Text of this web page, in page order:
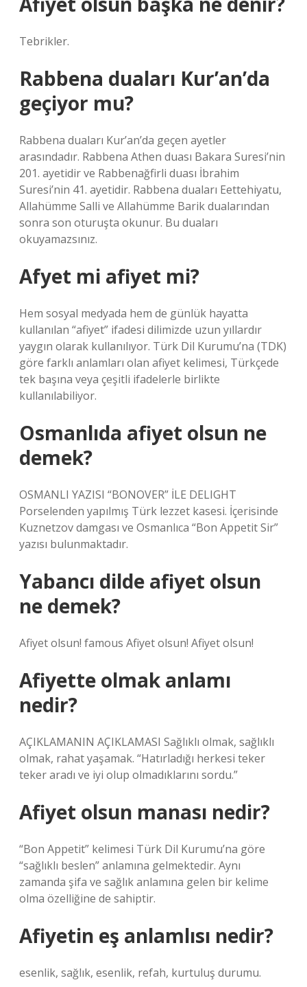
Tebrikler.
Rabbena duaları Kur’an’da
geçiyor mu?
Rabbena duaları Kur’an’da geçen ayetler
arasındadır. Rabbena Athen duası Bakara Suresi’nin
201. ayetidir ve Rabbenağfirli duası İbrahim
Suresi’nin 41. ayetidir. Rabbena duaları Eettehiyatu,
Allahümme Salli ve Allahümme Barik dualarından
sonra son oturuşta okunur. Bu duaları
okuyamazsınız.
Afyet mi afiyet mi?
Hem sosyal medyada hem de günlük hayatta
kullanılan “afiyet” ifadesi dilimizde uzun yıllardır
yaygın olarak kullanılıyor. Türk Dil Kurumu’na (TDK)
göre farklı anlamları olan afiyet kelimesi, Türkçede
tek başına veya çeşitli ifadelerle birlikte
kullanılabiliyor.
Osmanlıda afiyet olsun ne
demek?
OSMANLI YAZISI “BONOVER” İLE DELIGHT
Porselenden yapılmış Türk lezzet kasesi. İçerisinde
Kuznetzov damgası ve Osmanlıca “Bon Appetit Sir”
yazısı bulunmaktadır.
Yabancı dilde afiyet olsun
ne demek?
Afiyet olsun! famous Afiyet olsun! Afiyet olsun!
Afiyette olmak anlamı
nedir?
AÇIKLAMANIN AÇIKLAMASI Sağlıklı olmak, sağlıklı
olmak, rahat yaşamak. “Hatırladığı herkesi teker
teker aradı ve iyi olup olmadıklarını sordu.”
Afiyet olsun manası nedir?
“Bon Appetit” kelimesi Türk Dil Kurumu’na göre
“sağlıklı beslen” anlamına gelmektedir. Aynı
zamanda şifa ve sağlık anlamına gelen bir kelime
olma özelliğine de sahiptir.
Afiyetin eş anlamlısı nedir?
esenlik, sağlık, esenlik, refah, kurtuluş durumu.